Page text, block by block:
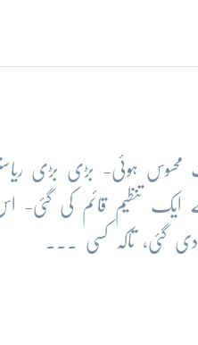
محسوس ہوئی- بڑی بڑی
ایک تنظیم قائم کی گئی-
دی گئی، تاکہ کسی ...